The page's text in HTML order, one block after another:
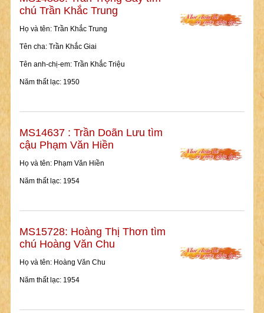
chú Trần Khắc Trung
Họ và tên: Trần Khắc Trung
Tên cha: Trần Khắc Giai
Tên anh-chị-em: Trần Khắc Triệu
Năm thất lạc: 1950
MS14637 : Trần Doãn Lưu tìm
cậu Phạm Văn Hiền
Họ và tên: Phạm Văn Hiền
Năm thất lạc: 1954
MS15728: Hoàng Thị Thơn tìm
chú Hoàng Văn Chu
Họ và tên: Hoàng Văn Chu
Năm thất lạc: 1954